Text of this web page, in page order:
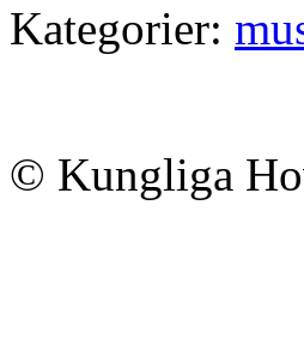
Kategorier:
© Kungliga